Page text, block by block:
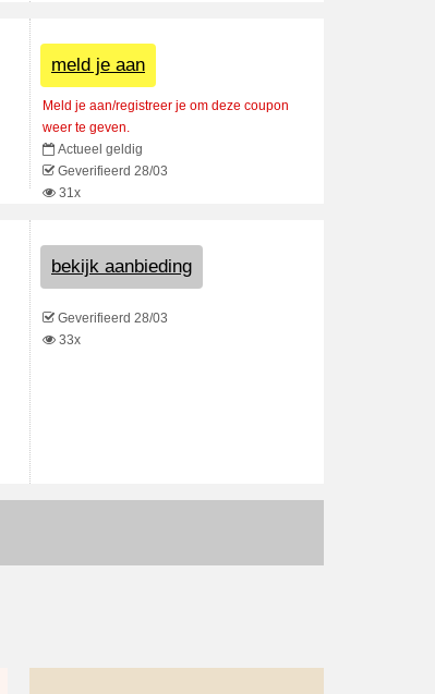
meld je aan
Meld je aan/registreer je om deze coupon
weer te geven.
Actueel geldig
Geverifieerd 28/03
31x
bekijk aanbieding
Geverifieerd 28/03
33x